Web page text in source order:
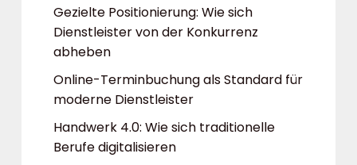
Gezielte Positionierung: Wie sich
Dienstleister von der Konkurrenz
abheben
Online-Terminbuchung als Standard für
moderne Dienstleister
Handwerk 4.0: Wie sich traditionelle
Berufe digitalisieren